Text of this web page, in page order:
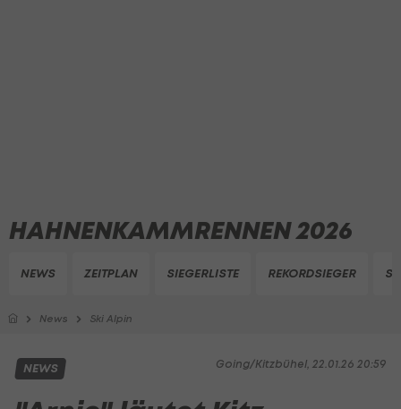
HAHNENKAMMRENNEN 2026
NEWS ZEITPLAN SIEGERLISTE REKORDSIEGER
News Ski Alpin
Going/Kitzbühel, 22.01.26 20:59
NEWS